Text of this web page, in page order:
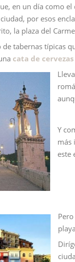
en un día como
por esos
la plaza del
tabernas típicas
cata de
Y
más
este